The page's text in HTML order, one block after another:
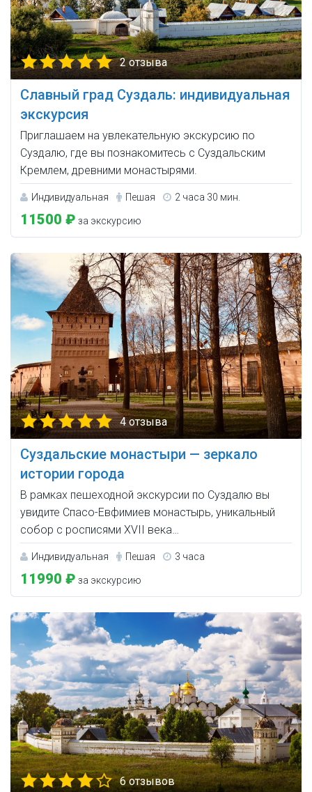
2 отзыва
Славный град Суздаль: индивидуальная
экскурсия
Приглашаем на увлекательную экскурсию по
Суздалю, где вы познакомитесь с Суздальским
Кремлем, древними монастырями.
Индивидуальная Пешая 2 часа 30 мин.
11500 ₽ за экскурсию
4 отзыва
Суздальские монастыри — зеркало
истории города
В рамках пешеходной экскурсии по Суздалю вы
увидите Спасо-Евфимиев монастырь, уникальный
собор с росписями XVII века…
Индивидуальная Пешая 3 часа
11990 ₽ за экскурсию
6 отзывов